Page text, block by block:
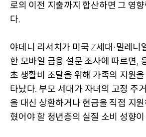
로의 이전 지출까지 합산하면 그 영
다.
야데니 리서치가 미국 Z세대 ·밀레니
한 모바일 금융 설문 조사에 따르면,
초 생활비 조달을 위해 가족의 지원
타났다. 부모 세대가 자녀의 고정 주
을 대신 상환하거나 현금을 직접 지원
혔어야 할 청년층의 실질 소비 성향